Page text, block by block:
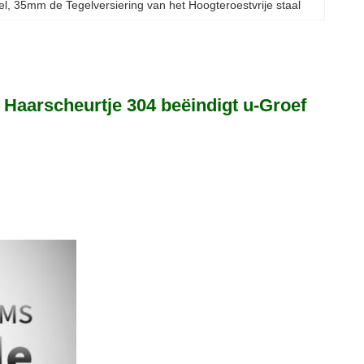
, 35mm de Tegelversiering van het Hoogteroestvrije staal
304 beëindigt u-Groef